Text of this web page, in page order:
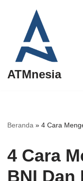
Lompat
konten
ATMnesia
Beranda » 4 Cara
4 Cara
BNI Dan